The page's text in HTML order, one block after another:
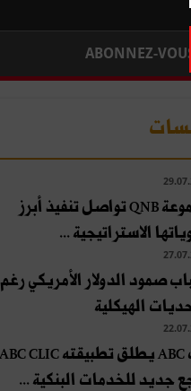
ABONNEZ-VOUS
مجموعة QNB تواصل تنفيذ أبرز
الاستراتيجية ...
صمود الدولار الأمريكي رغم
الهيكلية
جديد للخدمات البنكية ...